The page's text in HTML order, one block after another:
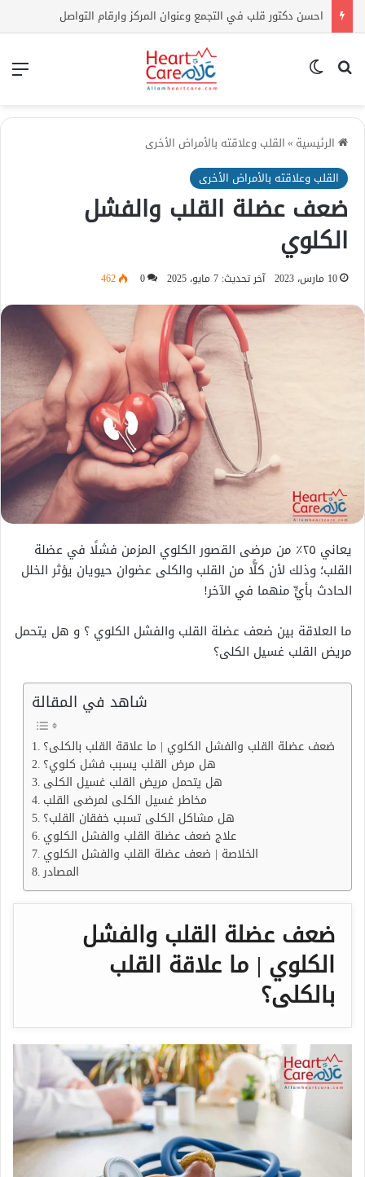
احسن دكتور قلب في التجمع وعنوان المركز وارقام التواصل
بحث عن
الرئيسية »القلب وعلاقته بالأمراض الأخرى
القلب وعلاقته بالأمراض الأخرى
ضعف عضلة القلب والفشل
الكلوي
10 مارس، 2023 آخر تحديث: 7 مايو، 2025 0
462
يعاني ٢٥٪ من مرضى القصور الكلوي المزمن فشلًا في عضلة
القلب؛ وذلك لأن كلًّا من القلب والكلى عضوان حيويان يؤثر الخلل
الحادث بأيٍّ منهما في الآخر!
ما العلاقة بين ضعف عضلة القلب والفشل الكلوي ؟ و هل يتحمل
مريض القلب غسيل الكلى؟
شاهد في المقالة
ضعف عضلة القلب والفشل الكلوي | ما علاقة القلب بالكلى؟
هل مرض القلب يسبب فشل كلوي؟
هل يتحمل مريض القلب غسيل الكلى
مخاطر غسيل الكلى لمرضى القلب
هل مشاكل الكلى تسبب خفقان القلب؟
علاج ضعف عضلة القلب والفشل الكلوي
الخلاصة | ضعف عضلة القلب والفشل الكلوي
المصادر
ضعف عضلة القلب والفشل
الكلوي | ما علاقة القلب
بالكلى؟